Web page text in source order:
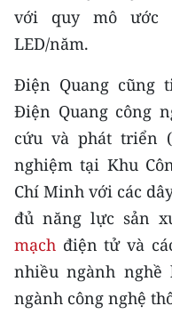
Media Y tế
Media Môi trường
Ảnh
Infographic
TIN MỚI
TIN ĐỊA PHƯƠNG
với quy mô ước
LED/năm.
Điện Quang cũng
Điện Quang công
cứu và phát triển
nghiệm tại Khu
Chí Minh với các
đủ năng lực sản
mạch điện tử và
nhiều ngành nghề
ngành công nghệ